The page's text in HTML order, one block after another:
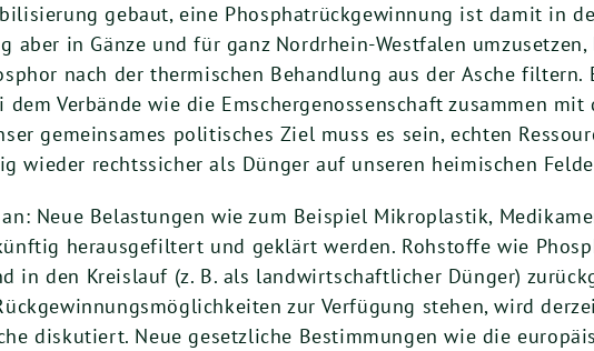
gebaut, eine Phosphatrückgewinnung ist damit in
aber in Gänze und für ganz Nordrhein-Westfalen
nach der thermischen Behandlung aus der Asche
dem Verbände wie die Emschergenossenschaft zusammen mit
gemeinsames politisches Ziel muss es sein, echten
wieder rechtssicher als Dünger auf unseren heimischen
Neue Belastungen wie zum Beispiel Mikroplastik,
herausgefiltert und geklärt werden. Rohstoffe wie
in den Kreislauf (z. B. als landwirtschaftlicher Dünger)
zur Verfügung stehen, wird
diskutiert. Neue gesetzliche Bestimmungen wie die